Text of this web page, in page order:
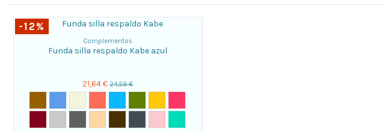
-12%
Complementos
Funda silla respaldo Kabe azul
21,64 € 24,59 €